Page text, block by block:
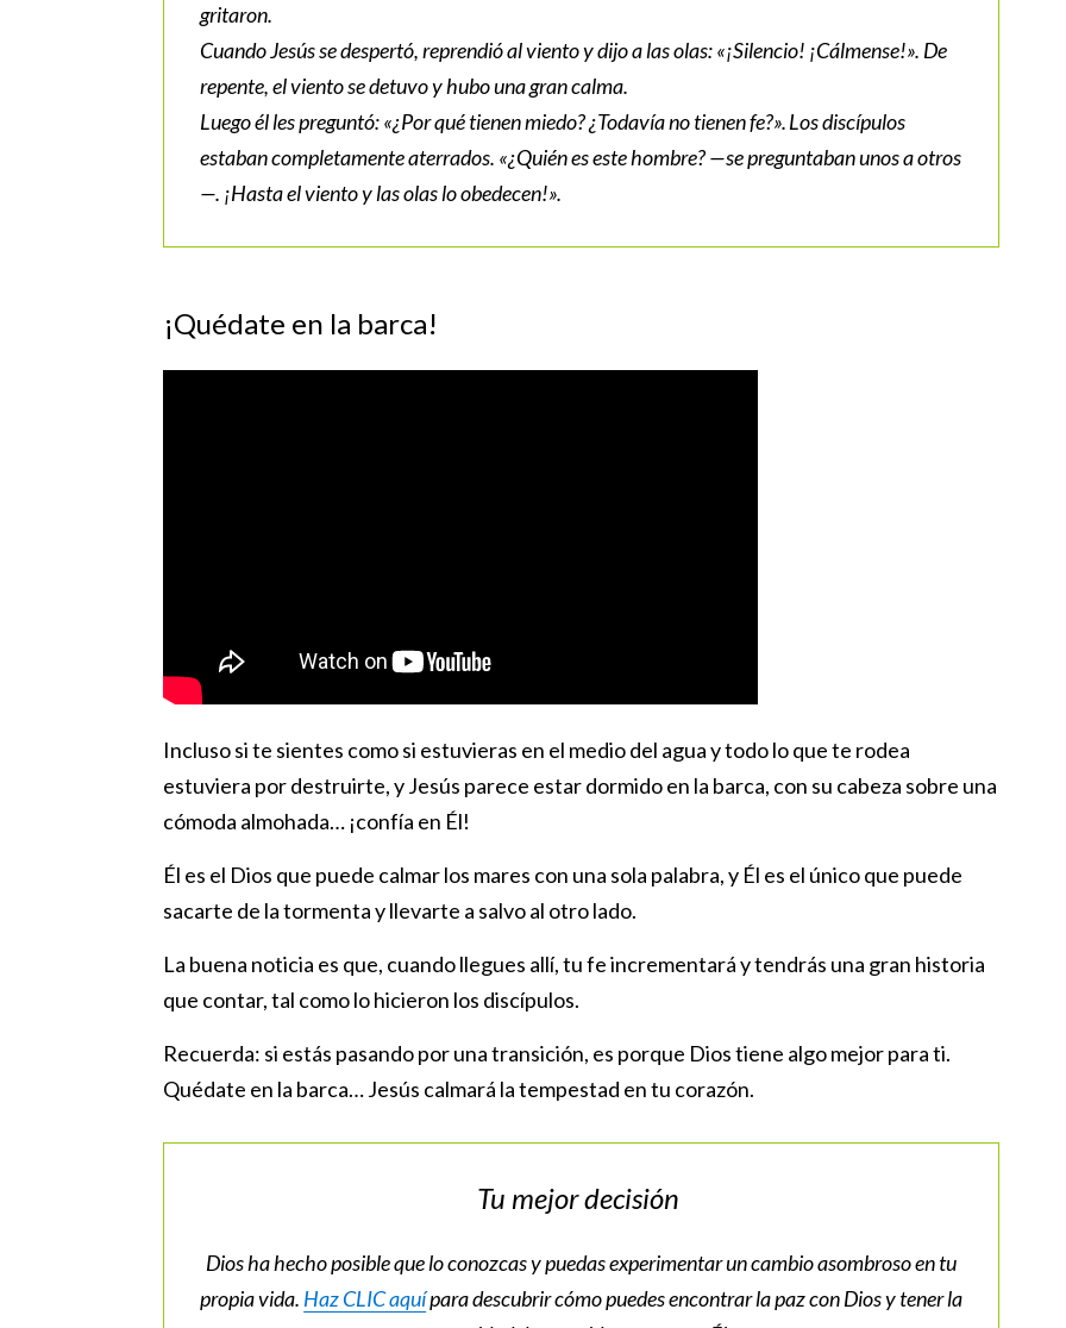
gritaron.
Cuando Jesús se despertó, reprendió al viento y dijo a las olas: «¡Silencio! ¡Cálmense!». De
repente, el viento se detuvo y hubo una gran calma.
Luego él les preguntó: «¿Por qué tienen miedo? ¿Todavía no tienen fe?».Los discípulos
estaban completamente aterrados. «¿Quién es este hombre? —se preguntaban unos a otros
—. ¡Hasta el viento y las olas lo obedecen!».
¡Quédate en la barca!
Incluso si te sientes como si estuvieras en el medio del agua y todo lo que te rodea
estuviera por destruirte, y Jesús parece estar dormido en la barca, con su cabeza sobre una
cómoda almohada… ¡confía en Él!
Él es el Dios que puede calmar los mares con una sola palabra, y Él es el único que puede
sacarte de la tormenta y llevarte a salvo al otro lado.
La buena noticia es que, cuando llegues allí, tu fe incrementará y tendrás una gran historia
que contar, tal como lo hicieron los discípulos.
Recuerda: si estás pasando por una transición, es porque Dios tiene algo mejor para ti.
Quédate en la barca… Jesús calmará la tempestad en tu corazón.
Tu mejor decisión
Dios ha hecho posible que lo conozcas y puedas experimentar un cambio asombroso en tu
propia vida. Haz CLIC aquípara descubrir cómo puedes encontrar la paz con Dios y tener la